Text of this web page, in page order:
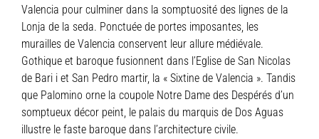
Valencia pour culminer dans la somptuosité des lignes de la
Lonja de la seda. Ponctuée de portes imposantes, les
murailles de Valencia conservent leur allure médiévale.
Gothique et baroque fusionnent dans l’Eglise de San Nicolas
de Bari i et San Pedro martir, la « Sixtine de Valencia ». Tandis
que Palomino orne la coupole Notre Dame des Despérés d’un
somptueux décor peint, le palais du marquis de Dos Aguas
illustre le faste baroque dans l’architecture civile.